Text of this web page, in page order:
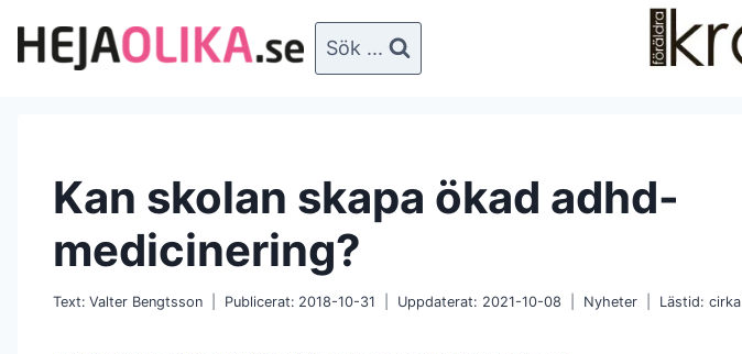
content
Sök ...
Kan skolan skapa ökad adhd-
medicinering?
Text: Valter Bengtsson Publicerat: 2018-10-31 Uppdaterat: 2021-10-08 Nyheter Lästid: cirka